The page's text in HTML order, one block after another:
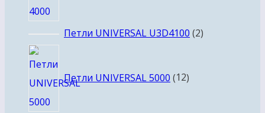
Петли UNIVERSAL U3D4100 22
Петли UNIVERSAL 5000 12товаров